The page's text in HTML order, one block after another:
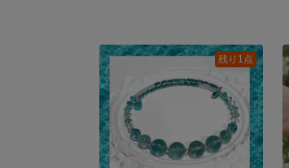
残り1点